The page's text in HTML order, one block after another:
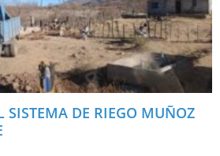
SISTEMA DE RIEGO MUÑOZ